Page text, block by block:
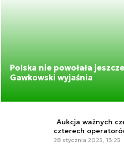
Polska nie powołała
Gawkowski wyjaśnia
Aukcja ważnych
czterech
28 stycznia 2025, 13:25